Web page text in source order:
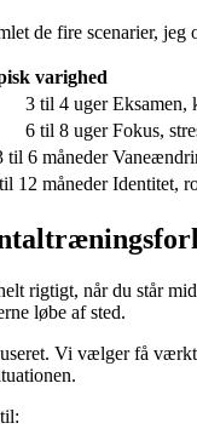
de fire scenarier, jeg
varighed
3 til 4 uger Eksamen,
6 til 8 uger Fokus,
til 6 måneder
12 måneder Identitet,
rigtigt, når du står
løbe af sted.
Vi vælger få